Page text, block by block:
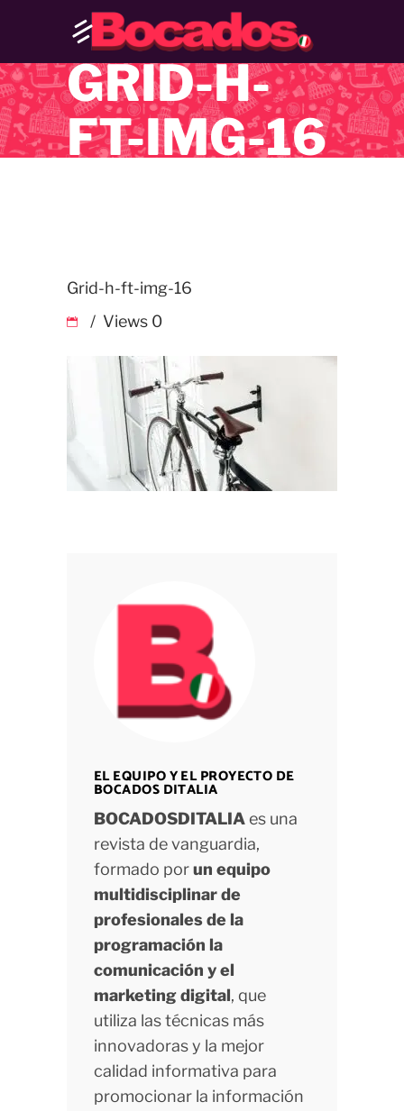
GRID-H-
FT-IMG-16
Grid-h-ft-img-16
Views 0
EL EQUIPO Y EL PROYECTO DE
BOCADOS DITALIA
BOCADOSDITALIAes una
revista de vanguardia,
formado porun equipo
multidisciplinar de
profesionales de la
programación la
comunicación y el
marketing digital, que
utiliza las técnicas más
innovadoras y la mejor
calidad informativa para
promocionar la información